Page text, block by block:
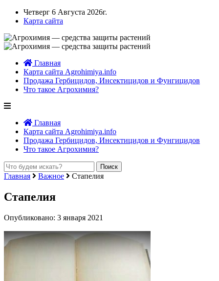
Четверг 6 Августа 2026г.
Карта сайта
Главная
Карта сайта Agrohimiya.info
Продажа Гербицидов, Инсектицидов и Фунгицидов
Что такое Агрохимия?
Главная
Карта сайта Agrohimiya.info
Продажа Гербицидов, Инсектицидов и Фунгицидов
Что такое Агрохимия?
Главная Важное Стапелия
Стапелия
Опубликовано: 3 января 2021